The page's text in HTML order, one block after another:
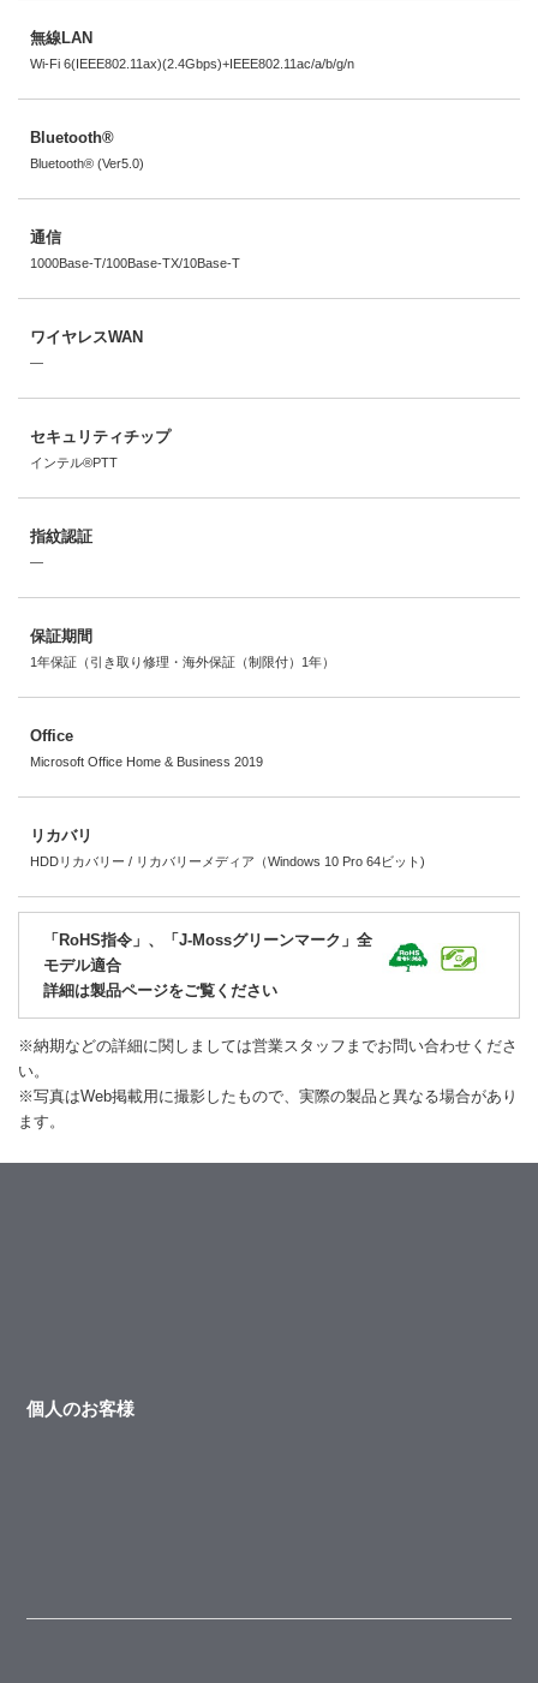
無線LAN
Wi-Fi 6(IEEE802.11ax)(2.4Gbps)+IEEE802.11ac/a/b/g/n
Bluetooth®
Bluetooth® (Ver5.0)
通信
1000Base-T/100Base-TX/10Base-T
ワイヤレスWAN
―
セキュリティチップ
インテル®PTT
指紋認証
―
保証期間
1年保証（引き取り修理・海外保証（制限付）1年）
Office
Microsoft Office Home & Business 2019
リカバリ
HDDリカバリー / リカバリーメディア（Windows 10 Pro 64ビット)
「RoHS指令」、「J-Mossグリーンマーク」全
モデル適合
詳細は製品ページをご覧ください
※納期などの詳細に関しましては営業スタッフまでお問い合わせくださ
い。
※写真はWeb掲載用に撮影したもので、実際の製品と異なる場合があり
ます。
個人のお客様